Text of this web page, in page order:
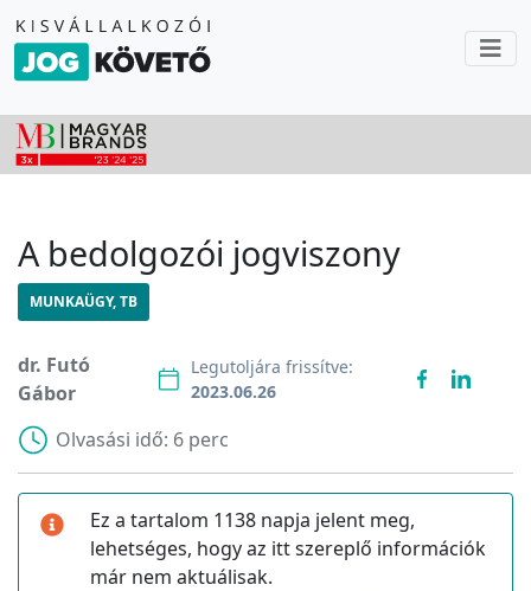
A bedolgozói jogviszony
MUNKAÜGY, TB
dr. Futó
Gábor
Legutoljára frissítve:
2023.06.26
Olvasási idő: 6 perc
Ez a tartalom 1138 napja jelent meg,
lehetséges, hogy az itt szereplő információk
már nem aktuálisak.